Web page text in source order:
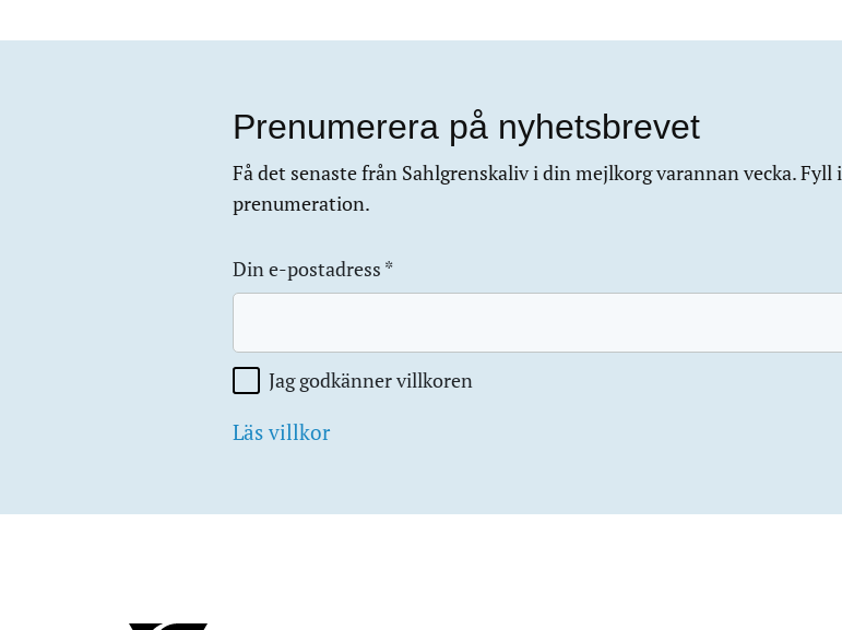
Prenumerera på nyhetsbrevet
Få det senaste från Sahlgrenskaliv i din mejlkorg varannan vecka.
prenumeration.
Din e-postadress *
Jag godkänner villkoren
Läs villkor